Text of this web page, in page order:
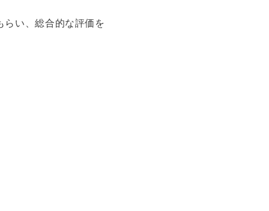
い、総合的な評価を